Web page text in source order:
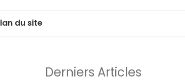
du site
Derniers Articles